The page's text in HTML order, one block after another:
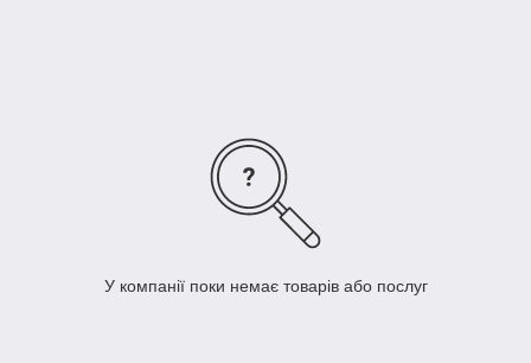
У компанії поки немає товарів або послуг